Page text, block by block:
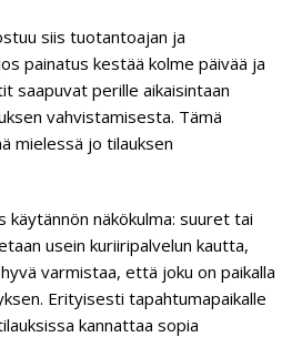
siis tuotantoajan ja
painatus kestää kolme päivää ja
saapuvat perille aikaisintaan
vahvistamisesta. Tämä
mielessä jo tilauksen
näkökulma: suuret tai
usein kuriiripalvelun kautta,
varmistaa, että joku on paikalla
Erityisesti tapahtumapaikalle
kannattaa sopia